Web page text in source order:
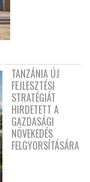
TANZÁNIA ÚJ
FEJLESZTÉSI
STRATÉGIÁT
HIRDETETT A
GAZDASÁGI
NÖVEKEDÉS
FELGYORSÍTÁSÁRA